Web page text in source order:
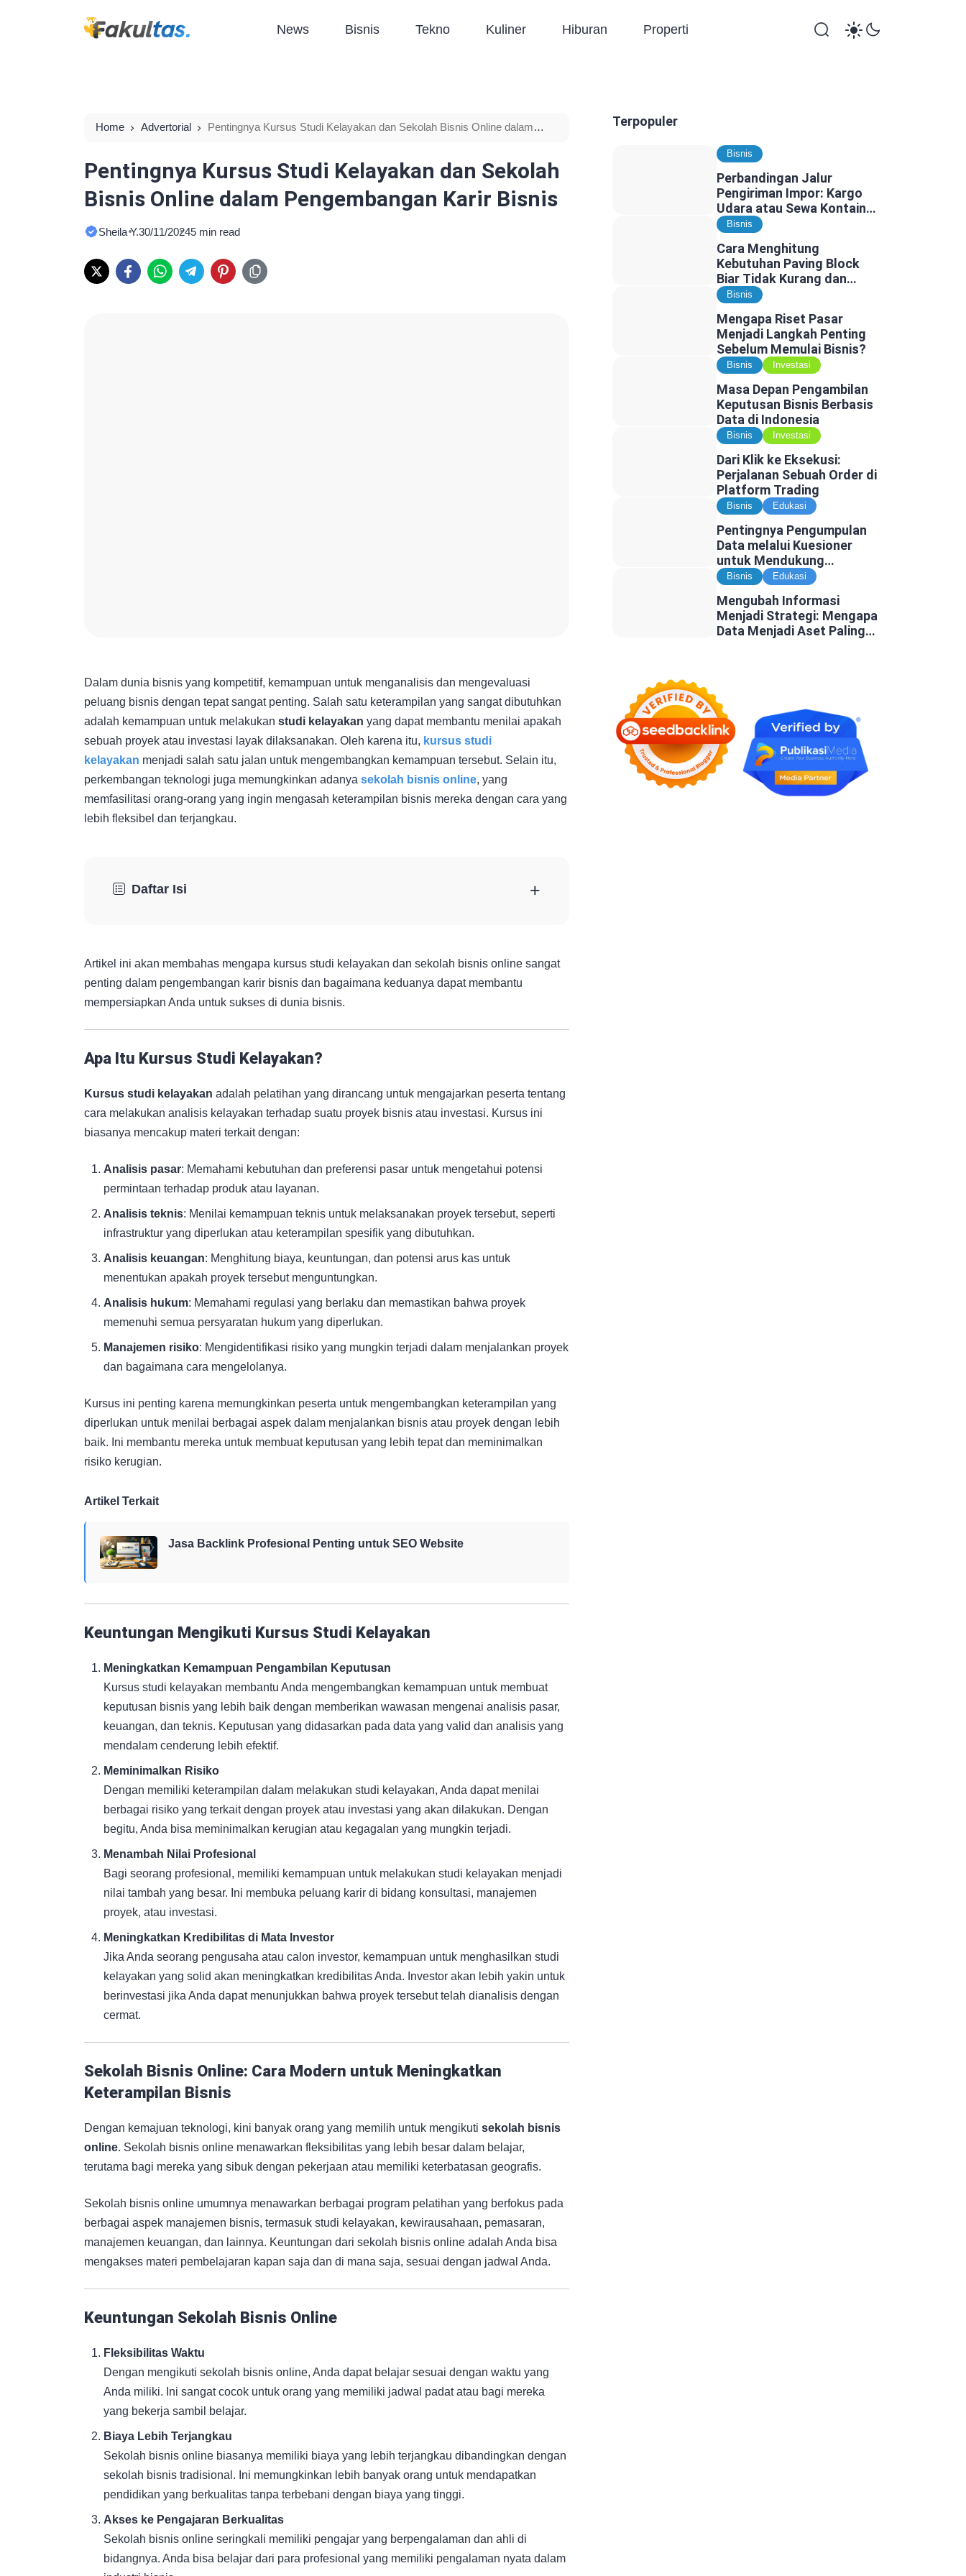
News Bisnis Tekno Kuliner Hiburan Properti
Home Advertorial
Pentingnya Kursus Studi Kelayakan dan Sekolah Bisnis Online dalam
Pentingnya Kursus Studi Kelayakan dan Sekolah
Bisnis Online dalam Pengembangan Karir Bisnis
Sheila Y.30/11/20245 min read
Dalam dunia bisnis yang kompetitif, kemampuan untuk menganalisis dan mengevaluasi
peluang bisnis dengan tepat sangat penting. Salah satu keterampilan yang sangat dibutuhkan
adalah kemampuan untuk melakukan studi kelayakan yang dapat membantu menilai apakah
sebuah proyek atau investasi layak dilaksanakan. Oleh karena itu, kursus studi
kelayakan menjadi salah satu jalan untuk mengembangkan kemampuan tersebut. Selain itu,
perkembangan teknologi juga memungkinkan adanya sekolah bisnis online, yang
memfasilitasi orang-orang yang ingin mengasah keterampilan bisnis mereka dengan cara yang
lebih fleksibel dan terjangkau.
Daftar Isi +
Artikel ini akan membahas mengapa kursus studi kelayakan dan sekolah bisnis online sangat
penting dalam pengembangan karir bisnis dan bagaimana keduanya dapat membantu
mempersiapkan Anda untuk sukses di dunia bisnis.
Apa Itu Kursus Studi Kelayakan?
Kursus studi kelayakan adalah pelatihan yang dirancang untuk mengajarkan peserta tentang
cara melakukan analisis kelayakan terhadap suatu proyek bisnis atau investasi. Kursus ini
biasanya mencakup materi terkait dengan:
Analisis pasar: Memahami kebutuhan dan preferensi pasar untuk mengetahui potensi
permintaan terhadap produk atau layanan.
Analisis teknis: Menilai kemampuan teknis untuk melaksanakan proyek tersebut, seperti
infrastruktur yang diperlukan atau keterampilan spesifik yang dibutuhkan.
Analisis keuangan: Menghitung biaya, keuntungan, dan potensi arus kas untuk
menentukan apakah proyek tersebut menguntungkan.
Analisis hukum: Memahami regulasi yang berlaku dan memastikan bahwa proyek
memenuhi semua persyaratan hukum yang diperlukan.
Manajemen risiko: Mengidentifikasi risiko yang mungkin terjadi dalam menjalankan proyek
dan bagaimana cara mengelolanya.
Kursus ini penting karena memungkinkan peserta untuk mengembangkan keterampilan yang
diperlukan untuk menilai berbagai aspek dalam menjalankan bisnis atau proyek dengan lebih
baik. Ini membantu mereka untuk membuat keputusan yang lebih tepat dan meminimalkan
risiko kerugian.
Artikel Terkait
Jasa Backlink Profesional Penting untuk SEO Website
Keuntungan Mengikuti Kursus Studi Kelayakan
Meningkatkan Kemampuan Pengambilan Keputusan
Kursus studi kelayakan membantu Anda mengembangkan kemampuan untuk membuat
keputusan bisnis yang lebih baik dengan memberikan wawasan mengenai analisis pasar,
keuangan, dan teknis. Keputusan yang didasarkan pada data yang valid dan analisis yang
mendalam cenderung lebih efektif.
Meminimalkan Risiko
Dengan memiliki keterampilan dalam melakukan studi kelayakan, Anda dapat menilai
berbagai risiko yang terkait dengan proyek atau investasi yang akan dilakukan. Dengan
begitu, Anda bisa meminimalkan kerugian atau kegagalan yang mungkin terjadi.
Menambah Nilai Profesional
Bagi seorang profesional, memiliki kemampuan untuk melakukan studi kelayakan menjadi
nilai tambah yang besar. Ini membuka peluang karir di bidang konsultasi, manajemen
proyek, atau investasi.
Meningkatkan Kredibilitas di Mata Investor
Jika Anda seorang pengusaha atau calon investor, kemampuan untuk menghasilkan studi
kelayakan yang solid akan meningkatkan kredibilitas Anda. Investor akan lebih yakin untuk
berinvestasi jika Anda dapat menunjukkan bahwa proyek tersebut telah dianalisis dengan
cermat.
Sekolah Bisnis Online: Cara Modern untuk Meningkatkan
Keterampilan Bisnis
Dengan kemajuan teknologi, kini banyak orang yang memilih untuk mengikuti sekolah bisnis
online. Sekolah bisnis online menawarkan fleksibilitas yang lebih besar dalam belajar,
terutama bagi mereka yang sibuk dengan pekerjaan atau memiliki keterbatasan geografis.
Sekolah bisnis online umumnya menawarkan berbagai program pelatihan yang berfokus pada
berbagai aspek manajemen bisnis, termasuk studi kelayakan, kewirausahaan, pemasaran,
manajemen keuangan, dan lainnya. Keuntungan dari sekolah bisnis online adalah Anda bisa
mengakses materi pembelajaran kapan saja dan di mana saja, sesuai dengan jadwal Anda.
Keuntungan Sekolah Bisnis Online
Fleksibilitas Waktu
Dengan mengikuti sekolah bisnis online, Anda dapat belajar sesuai dengan waktu yang
Anda miliki. Ini sangat cocok untuk orang yang memiliki jadwal padat atau bagi mereka
yang bekerja sambil belajar.
Biaya Lebih Terjangkau
Sekolah bisnis online biasanya memiliki biaya yang lebih terjangkau dibandingkan dengan
sekolah bisnis tradisional. Ini memungkinkan lebih banyak orang untuk mendapatkan
pendidikan yang berkualitas tanpa terbebani dengan biaya yang tinggi.
Akses ke Pengajaran Berkualitas
Sekolah bisnis online seringkali memiliki pengajar yang berpengalaman dan ahli di
bidangnya. Anda bisa belajar dari para profesional yang memiliki pengalaman nyata dalam
Terpopuler
Bisnis
Perbandingan Jalur
Pengiriman Impor: Kargo
Udara atau Sewa Kontainer
Kargo Laut, Mana yang
Bisnis
Cara Menghitung
Kebutuhan Paving Block
Biar Tidak Kurang dan
Tidak Kelebihan
Bisnis
Mengapa Riset Pasar
Menjadi Langkah Penting
Sebelum Memulai Bisnis?
Bisnis Investasi
Masa Depan Pengambilan
Keputusan Bisnis Berbasis
Data di Indonesia
Bisnis Investasi
Dari Klik ke Eksekusi:
Perjalanan Sebuah Order di
Platform Trading
Bisnis Edukasi
Pentingnya Pengumpulan
Data melalui Kuesioner
untuk Mendukung
Penelitian dan Pengambilan
Bisnis Edukasi
Mengubah Informasi
Menjadi Strategi: Mengapa
Data Menjadi Aset Paling